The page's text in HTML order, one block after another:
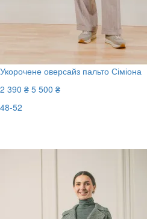
Укорочене оверсайз пальто Сіміона
2 390 ₴ 5 500 ₴
48-52